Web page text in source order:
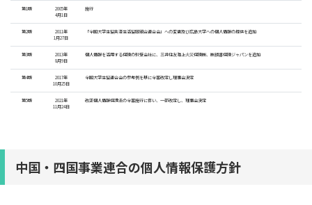
第1版
2005年
4月1日
施行
第2版
2011年
1月27日
「全国大学生協共済生活協同組合連合会」への変更及び広島大学への個人情報の提供を追加
第3版
2013年
8月9日
個人情報を活用する保険の引受会社に、三井住友海上火災保険㈱、㈱損害保険ジャパンを追加
第4版
2017年
10月25日
全国大学生協連合会の参考例を基に全面改定し理事会決定
第5版
2021年
11月24日
改正個人情報保護法の全面施行に伴い、一部改定し、理事会決定
中国・四国事業連合の個人情報保護方針